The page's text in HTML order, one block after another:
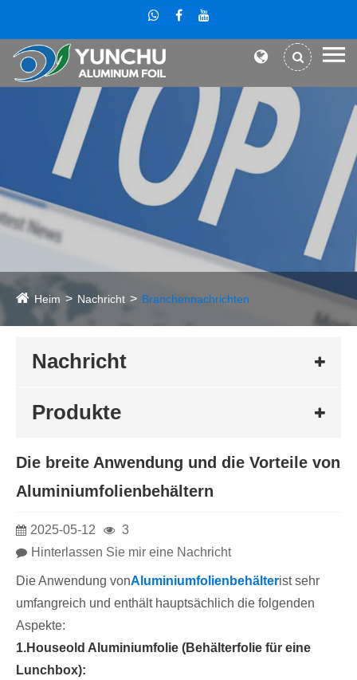
Heim Nachricht Branchennachrichten
Nachricht
Produkte
Die breite Anwendung und die Vorteile von
Aluminiumfolienbehältern
2025-05-12
3
Hinterlassen Sie mir eine Nachricht
Die Anwendung vonAluminiumfolienbehälterist sehr
umfangreich und enthält hauptsächlich die folgenden
Aspekte:
1.Houseold Aluminiumfolie (Behälterfolie für eine
Lunchbox):